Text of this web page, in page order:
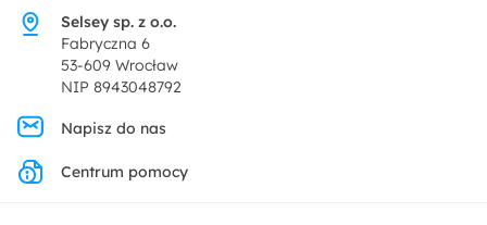
Promocje
Regulamin
Polityka prywatności
Ustawienia prywatności
Selsey sp. z o.o.
Fabryczna 6
53-609 Wrocław
NIP 8943048792
Napisz do nas
Centrum pomocy